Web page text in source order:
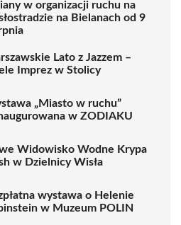
w organizacji ruchu na
na Bielanach od 9
Lato z Jazzem –
Imprez w Stolicy
„Miasto w ruchu”
w ZODIAKU
Widowisko Wodne Krypa
w Dzielnicy Wisła
wystawa o Helenie
w Muzeum POLIN